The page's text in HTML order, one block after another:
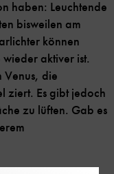
haben: Leuchtende
bisweilen am
können
aktiver ist.
Venus, die
ziert. Es gibt jedoch
zu lüften. Gab es